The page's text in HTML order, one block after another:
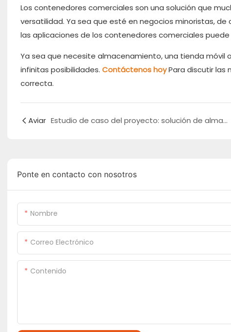
Los contenedores comerciales son una solución que
versatilidad. Ya sea que esté en negocios minoristas,
las aplicaciones de los contenedores comerciales
Ya sea que necesite almacenamiento, una tienda
infinitas posibilidades. Contáctenos hoyPara discutir las
correcta.
Aviar Estudio de caso del proyecto: solución de almacén de contenedores
Ponte en contacto con nosotros
Nombre
Correo Electrónico
Contenido